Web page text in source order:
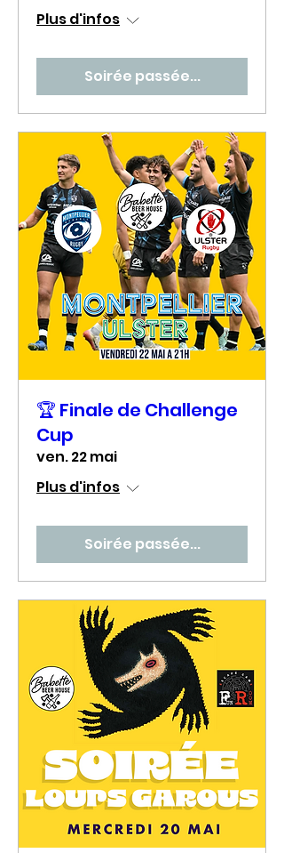
Plus d'infos
Soirée passée...
🏆 Finale de Challenge
Cup
ven. 22 mai
Plus d'infos
Soirée passée...